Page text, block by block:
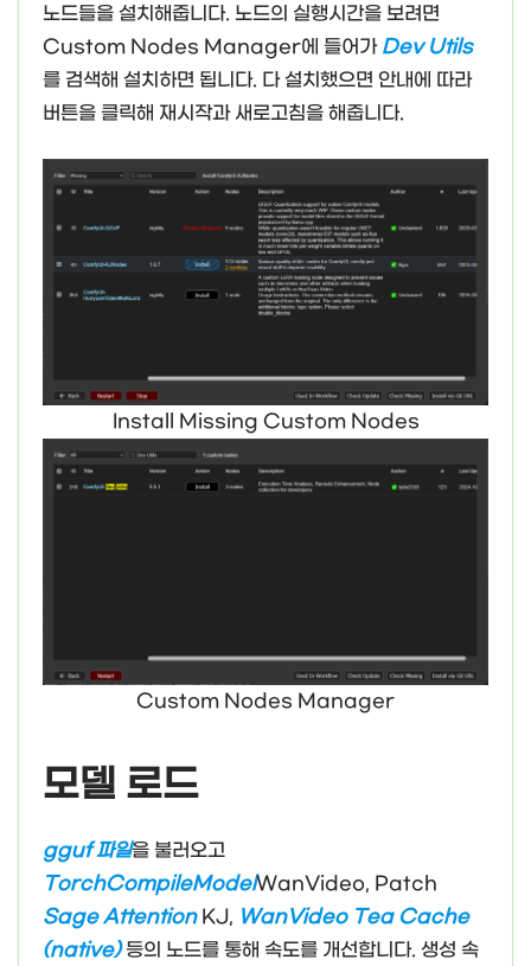
노드들을 설치해줍니다. 노드의 실행시간을 보려면
Custom Nodes Manager에 들어가 Dev Utils
를 검색해 설치하면 됩니다. 다 설치했으면 안내에 따라
버튼을 클릭해 재시작과 새로고침을 해줍니다.
Install Missing Custom Nodes
Custom Nodes Manager
모델 로드
gguf 파일을 불러오고
TorchCompileModelWanVideo, Patch
Sage AttentionKJ, WanVideo Tea Cache
(native)등의 노드를 통해 속도를 개선합니다. 생성 속